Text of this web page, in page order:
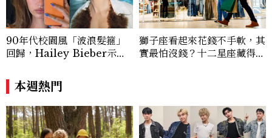
90年代校園風「波浪髮箍」
回歸，Hailey Bieber示範
u髮箍未開賣先爆紅！
獅子座看起來花錢不手軟，其
實最怕沒錢？十二星座藏得最
本週熱門